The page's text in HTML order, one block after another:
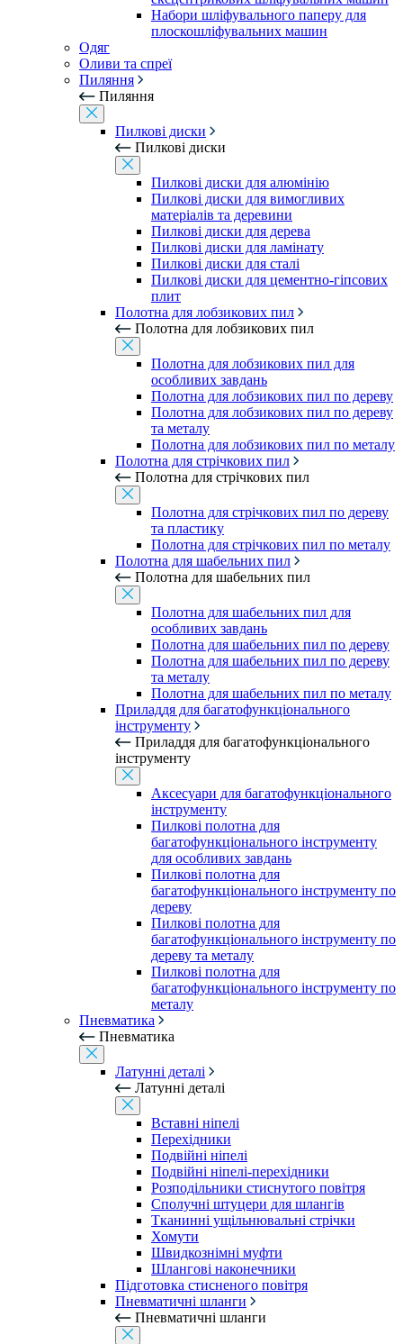
Набори шліфувального паперу для
плоскошліфувальних машин
Одяг
Оливи та спреї
Пиляння
Пиляння
Пилкові диски
Пилкові диски
Пилкові диски для алюмінію
Пилкові диски для вимогливих
матеріалів та деревини
Пилкові диски для дерева
Пилкові диски для ламінату
Пилкові диски для сталі
Пилкові диски для цементно-гіпсових
плит
Полотна для лобзикових пил
Полотна для лобзикових пил
Полотна для лобзикових пил для
особливих завдань
Полотна для лобзикових пил по дереву
Полотна для лобзикових пил по дереву
та металу
Полотна для лобзикових пил по металу
Полотна для стрічкових пил
Полотна для стрічкових пил
Полотна для стрічкових пил по дереву
та пластику
Полотна для стрічкових пил по металу
Полотна для шабельних пил
Полотна для шабельних пил
Полотна для шабельних пил для
особливих завдань
Полотна для шабельних пил по дереву
Полотна для шабельних пил по дереву
та металу
Полотна для шабельних пил по металу
Приладдя для багатофункціонального
інструменту
Приладдя для багатофункціонального
інструменту
Аксесуари для багатофункціонального
інструменту
Пилкові полотна для
багатофункціонального інструменту
для особливих завдань
Пилкові полотна для
багатофункціонального інструменту по
дереву
Пилкові полотна для
багатофункціонального інструменту по
дереву та металу
Пилкові полотна для
багатофункціонального інструменту по
металу
Пневматика
Пневматика
Латунні деталі
Латунні деталі
Вставні ніпелі
Перехідники
Подвійні ніпелі
Подвійні ніпелі-перехідники
Розподільники стиснутого повітря
Сполучні штуцери для шлангів
Тканинні ущільнювальні стрічки
Хомути
Швидкознімні муфти
Шлангові наконечники
Підготовка стисненого повітря
Пневматичні шланги
Пневматичні шланги